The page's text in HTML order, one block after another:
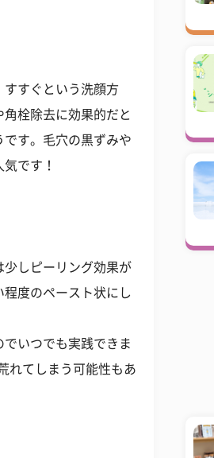
すぐという洗顔方
栓除去に効果的だと
す。毛穴の黒ずみや
です！
少しピーリング効果が
度のペースト状にし
いつでも実践できま
れてしまう可能性もあ